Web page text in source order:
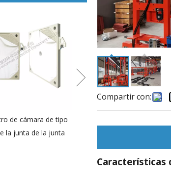
de cámara de tipo
la junta de la junta
Compartir con:
Características